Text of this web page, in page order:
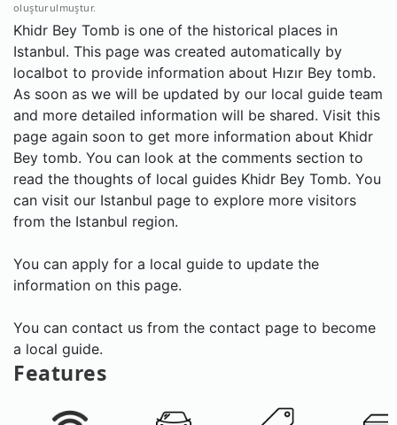
oluşturulmuştur.
Khidr Bey Tomb is one of the historical places in
Istanbul. This page was created automatically by
localbot to provide information about Hızır Bey tomb.
As soon as we will be updated by our local guide team
and more detailed information will be shared. Visit this
page again soon to get more information about Khidr
Bey tomb. You can look at the comments section to
read the thoughts of local guides Khidr Bey Tomb. You
can visit our Istanbul page to explore more visitors
from the Istanbul region.
You can apply for a local guide to update the
information on this page.
You can contact us from the contact page to become
a local guide.
Features